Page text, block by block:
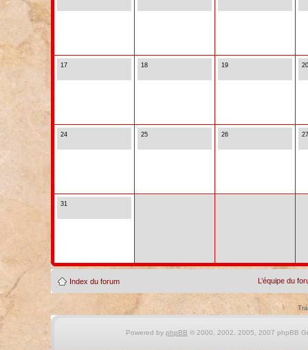
17 18 19 20
24 25 26 27
31
Index du forum L’équipe du
Powered by phpBB © 2000, 2002, 2005, 2007 phpBB